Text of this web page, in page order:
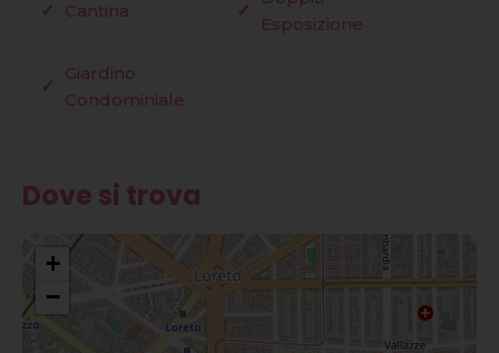
Cantina
Esposizione
Giardino
Condominiale
Dove si trova
+
−